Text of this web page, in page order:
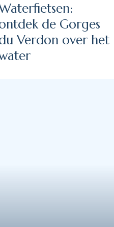
de Gorges
Verdon over het